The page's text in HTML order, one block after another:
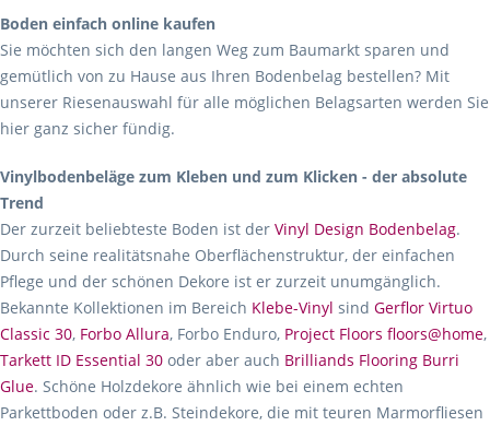
Boden einfach online kaufen
Sie möchten sich den langen Weg zum Baumarkt sparen und
gemütlich von zu Hause aus Ihren Bodenbelag bestellen? Mit
unserer Riesenauswahl für alle möglichen Belagsarten werden Sie
hier ganz sicher fündig.
Vinylbodenbeläge zum Kleben und zum Klicken - der absolute
Trend
Der zurzeit beliebteste Boden ist der Vinyl Design Bodenbelag.
Durch seine realitätsnahe Oberflächenstruktur, der einfachen
Pflege und der schönen Dekore ist er zurzeit unumgänglich.
Bekannte Kollektionen im Bereich Klebe-Vinyl sind Gerflor Virtuo
Classic 30, Forbo Allura, Forbo Enduro, Project Floors floors@home,
Tarkett ID Essential 30 oder aber auch Brilliands Flooring Burri
Glue. Schöne Holzdekore ähnlich wie bei einem echten
Parkettboden oder z.B. Steindekore, die mit teuren Marmorfliesen